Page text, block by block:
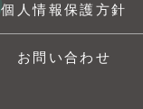
個人情報保護方針
お問い合わせ